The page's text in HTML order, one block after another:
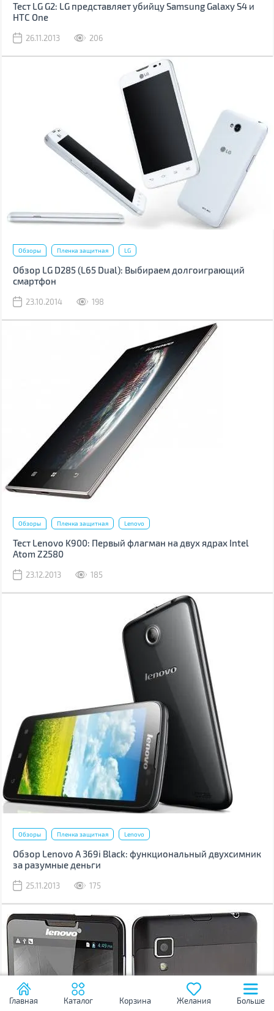
Тест LG G2: LG представляет убийцу Samsung Galaxy S4 и
HTC One
26.11.2013 206
Обзоры Пленка защитная LG
Обзор LG D285 (L65 Dual): Выбираем долгоиграющий
смартфон
23.10.2014 198
Обзоры Пленка защитная Lenovo
Тест Lenovo K900: Первый флагман на двух ядрах Intel
Atom Z2580
23.12.2013 185
Обзоры Пленка защитная Lenovo
Обзор Lenovo A 369i Black: функциональный двухсимник
за разумные деньги
25.11.2013 175
Главная Каталог Корзина Желания Больше